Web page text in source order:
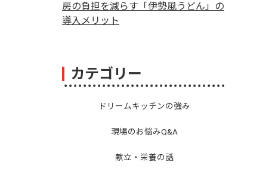
房の負担を減らす「伊勢風うどん」の
導入メリット
カテゴリー
ドリームキッチンの強み
現場のお悩みQ&A
献立・栄養の話